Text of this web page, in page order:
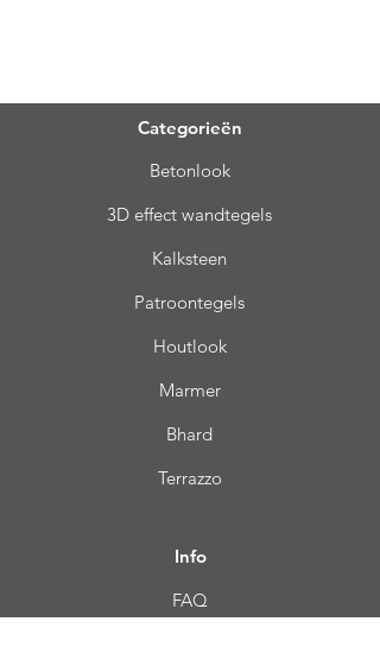
Categorieën
Betonlook
3D effect wandtegels
Kalksteen
Patroontegels
Houtlook
Marmer
Bhard
Terrazzo
Info
FAQ